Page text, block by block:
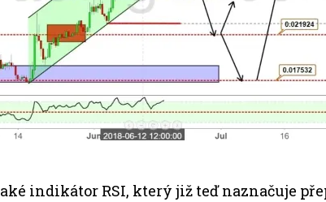
indikátor RSI, který již teď naznačuje